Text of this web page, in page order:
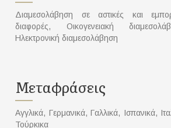
Διαμεσολάβηση σε αστικές και
διαφορές, Οικογενειακή
Ηλεκτρονική διαμεσολάβηση
Μεταφράσεις
Αγγλικά, Γερμανικά, Γαλλικά, Ισπανικά,
Toύρκικα